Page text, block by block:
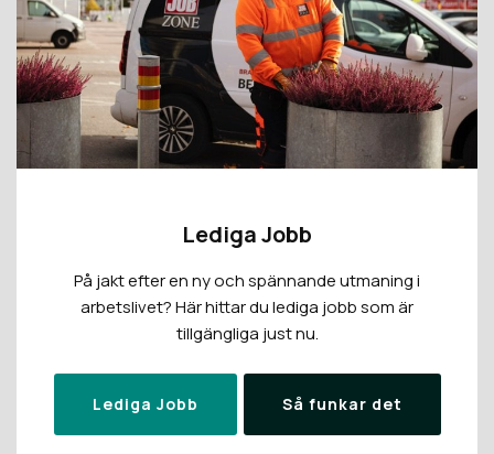
Lediga Jobb
På jakt efter en ny och spännande utmaning i
arbetslivet? Här hittar du lediga jobb som är
tillgängliga just nu.
Lediga Jobb Så funkar det